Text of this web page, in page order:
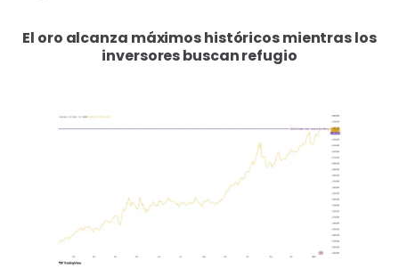
El oro alcanza máximos históricos mientras los
inversores buscan refugio